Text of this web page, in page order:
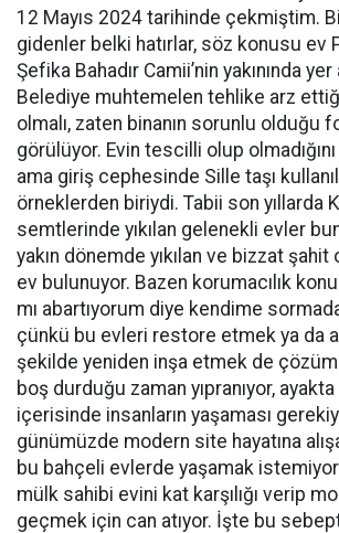
12 Mayıs 2024 tarihinde çekmiştim.
gidenler belki hatırlar, söz konusu ev
Şefika Bahadır Camii’nin yakınında yer
Belediye muhtemelen tehlike arz
olmalı, zaten binanın sorunlu olduğu
görülüyor. Evin tescilli olup
ama giriş cephesinde Sille taşı
örneklerden biriydi. Tabii son yıllarda
semtlerinde yıkılan gelenekli evler
yakın dönemde yıkılan ve bizzat
ev bulunuyor. Bazen korumacılık
mı abartıyorum diye kendime
çünkü bu evleri restore etmek ya da
şekilde yeniden inşa etmek de
boş durduğu zaman yıpranıyor,
içerisinde insanların yaşaması
günümüzde modern site hayatına
bu bahçeli evlerde yaşamak
mülk sahibi evini kat karşılığı verip
geçmek için can atıyor. İşte bu